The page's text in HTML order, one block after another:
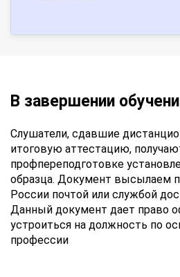
В завершении
Слушатели, сдавшие
итоговую аттестацию,
профпереподготовке
образца. Документ высылаем
России почтой или службой
Данный документ дает право
устроиться на должность по
профессии